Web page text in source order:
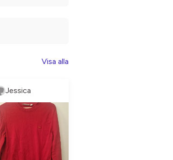
Visa alla
Jessica